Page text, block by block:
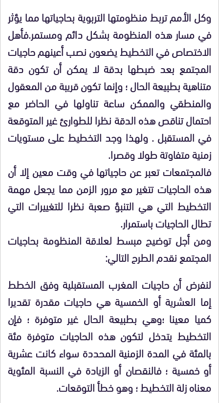
وكل الأمم تربط منظومتها التربوية بحاجياتها مما يؤثر
في مسار هذه المنظومة بشكل دائم ومستمر.فأهل
الاختصاص في التخطيط يضعون نصب أعينهم حاجيات
المجتمع بعد ضبطها بدقة لا يمكن أن تكون دقة
متناهية بطبيعة الحال ؛ وإنما تكون قريبة من المعقول
والمنطقي والممكن ساعة تناولها في الحاضر مع
احتمال تناقص هذه الدقة نظرا للطوارئ غير المتوقعة
في المستقبل . ولهذا وجد التخطيط على مستويات
زمنية متفاوتة طولا وقصرا.
فالمجتمعات تعبر عن حاجياتها في وقت معين إلا أن
هذه الحاجيات تتغير مع مرور الزمن مما يجعل مهمة
التخطيط التي هي التنبؤ صعبة نظرا للتغييرات التي
تطال الحاجيات باستمرار.
ومن أجل توضيح مبسط لعلاقة المنظومة بحاجيات
المجتمع نقدم الطرح التالي:
لنفرض أن حاجيات المغرب المستقبلية وفق الخطط
إما العشرية أو الخمسية هي حاجيات مقدرة تقديرا
كميا معينا ؛وهي بطبيعة الحال غير متوفرة ؛ فإن
التخطيط يتدخل لتكون هذه الحاجيات متوفرة مئة
بالمئة في المدة الزمنية المحددة سواء كانت عشرية
أو خمسية ؛ فالنقصان أو الزيادة في النسبة المئوية
معناه زلة التخطيط ؛ وهو خطأ التوقعات.